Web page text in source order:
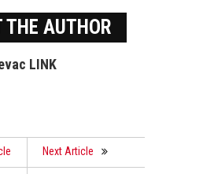
THE AUTHOR
LINK
Next Article